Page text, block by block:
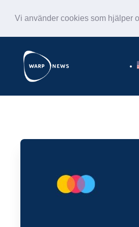
Vi använder cookies som hjälper